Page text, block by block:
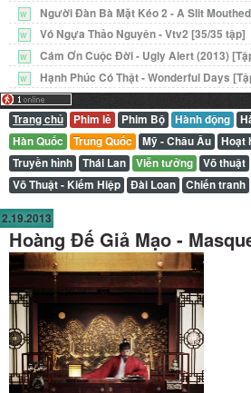
W Người Đàn Bà Mặt Kéo 2 - A Slit
W Vó Ngựa Thảo Nguyên - Vtv2 [35/35 tập]
W Cám Ơn Cuộc Đời - Ugly Alert (2013)
W Hạnh Phúc Có Thật - Wonderful Days
Trang chủ Phim lẻ Phim Bộ Hành động
Hàn Quốc
Trung Quốc Mỹ - Châu Âu Hoạt
Truyền hình
Thái Lan Viễn tưởng Võ thuật
Võ Thuật - Kiếm Hiệp
Đài Loan Chiến tranh
2.19.2013
Hoàng Đế Giả Mạo -